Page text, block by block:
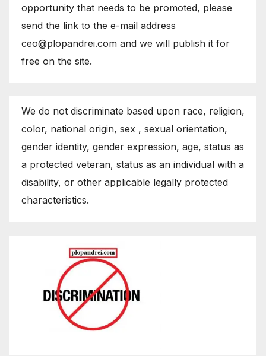
opportunity that needs to be promoted, please
send the link to the e-mail address
ceo@plopandrei.com and we will publish it for
free on the site.
We do not discriminate based upon race, religion,
color, national origin, sex , sexual orientation,
gender identity, gender expression, age, status as
a protected veteran, status as an individual with a
disability, or other applicable legally protected
characteristics.